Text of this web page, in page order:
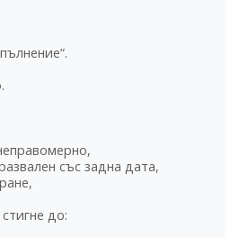
със задна дата,
до: